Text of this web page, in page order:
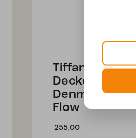
Tiffany
Deckenleuchte
Denmark 40/
Flow
255,00